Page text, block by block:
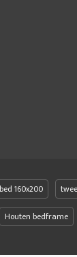
160x200
Houten bedframe